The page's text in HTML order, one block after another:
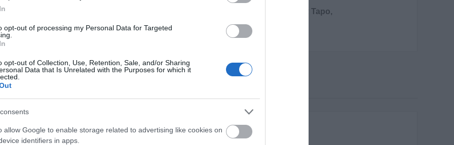
opt-out of processing my Personal Data for Targeted
opt-out of Collection, Use, Retention, Sale, and/or Sharing
Data that Is Unrelated with the Purposes for which it
allow Google to enable storage related to advertising like cookies on
identifiers in apps.
επιθυμούν να εξερευνήσουν τις δυνατότητες του έξυπνου σπιτιού με τη σειρά Tapo,
επίσης